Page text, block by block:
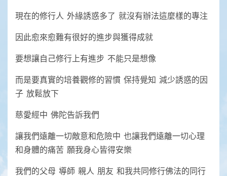
現在的修行人 外緣誘惑多了 就沒有辦法這麼樣的專注
因此愈來愈難有很好的進步與獲得成就
要想讓自己修行上有進步 不能只是想像
而是要真實的培養觀修的習慣 保持覺知 減少誘惑的因
子 放鬆放下
慈愛經中 佛陀告訴我們
讓我們遠離一切敵意和危險中 也讓我們遠離一切心理
和身體的痛苦 願我身心皆得安樂
我們的父母 導師 親人 朋友 和我共同修行佛法的同行